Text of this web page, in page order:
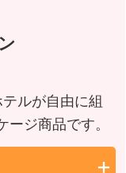
ルが自由に組
ジ商品です。